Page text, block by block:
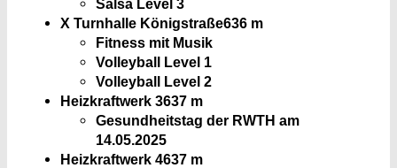
Salsa Level 3
X Turnhalle Königstraße636 m
Fitness mit Musik
Volleyball Level 1
Volleyball Level 2
Heizkraftwerk 3637 m
Gesundheitstag der RWTH am
14.05.2025
Heizkraftwerk 4637 m